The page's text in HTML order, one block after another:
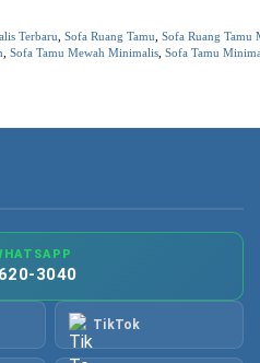
Terbaru Sofa Ruang Tamu Sofa Ruang Tamu
Sofa Tamu Mewah Minimalis Sofa Tamu
3040
TikTok